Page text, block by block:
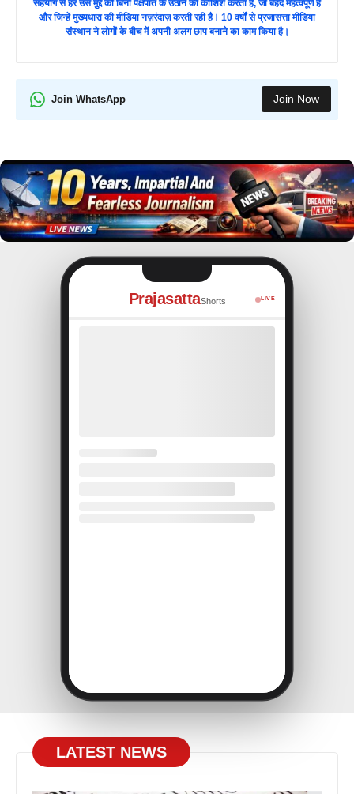
सहयोग से हर उस मुद्दे को बिना पक्षपात के उठाने की कोशिश करता है, जो बेहद महत्वपूर्ण हैं
और जिन्हें मुख्यधारा की मीडिया नज़रंदाज़ करती रही है। 10 वर्षों से प्रजासत्ता मीडिया
संस्थान ने लोगों के बीच में अपनी अलग छाप बनाने का काम किया है।
Join WhatsApp Join Now
PrajasattaShorts LIVE
LATEST NEWS